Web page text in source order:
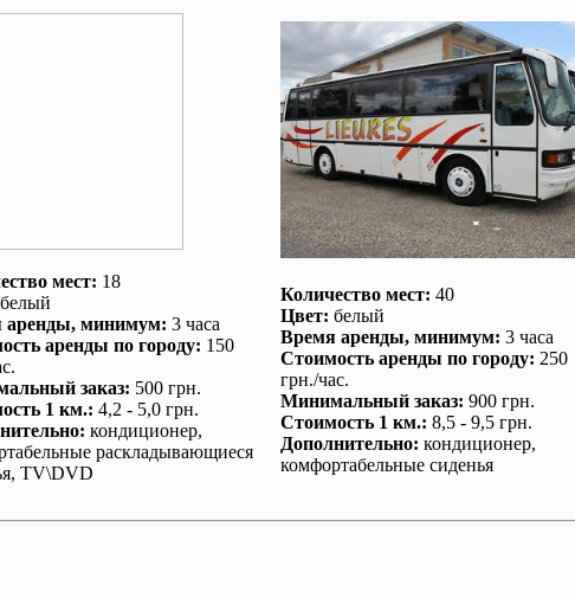
мест: 18
белый
аренды, минимум: 3 часа
аренды по городу: 150
заказ: 500 грн.
1 км.: 4,2 - 5,0 грн.
: кондиционер,
раскладывающиеся
TV\DVD
Количество мест: 40
Цвет: белый
Время аренды, минимум: 3 часа
Стоимость аренды по городу: 250
грн./час.
Минимальный заказ: 900 грн.
Стоимость 1 км.: 8,5 - 9,5 грн.
Дополнительно: кондиционер,
комфортабельные сиденья